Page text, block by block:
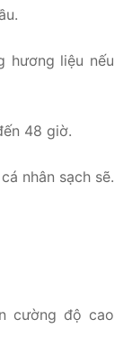
hương liệu nếu
48 giờ.
nhân sạch sẽ.
cường độ cao